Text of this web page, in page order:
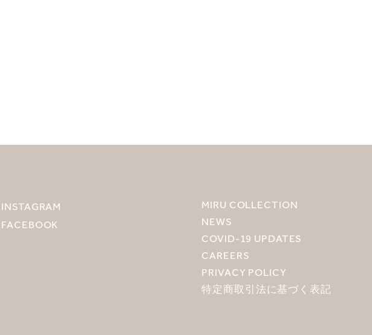
INSTAGRAM
FACEBOOK
MIRU COLLECTION
NEWS
COVID-19 UPDATES
CAREERS
PRIVACY POLICY
特定商取引法に基づく表記